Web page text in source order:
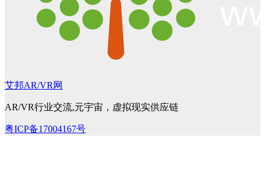
艾邦AR/VR网
AR/VR行业交流,元宇宙，虚拟现实供应链
粤ICP备17004167号